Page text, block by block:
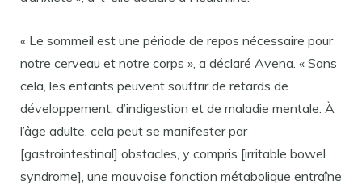
« Le sommeil est une période de repos nécessaire pour
notre cerveau et notre corps », a déclaré Avena. « Sans
cela, les enfants peuvent souffrir de retards de
développement, d’indigestion et de maladie mentale. À
l’âge adulte, cela peut se manifester par
[gastrointestinal] obstacles, y compris [irritable bowel
syndrome], une mauvaise fonction métabolique entraîne